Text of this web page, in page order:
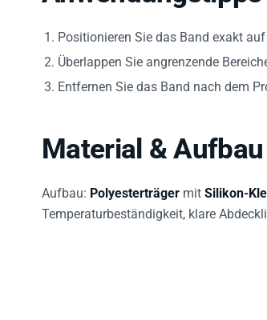
Positionieren Sie das Band exakt
Überlappen Sie angrenzende
Entfernen Sie das Band nach dem
Material & Aufbau
Aufbau: Polyesterträger mit Silikon-
Temperaturbeständigkeit, klare